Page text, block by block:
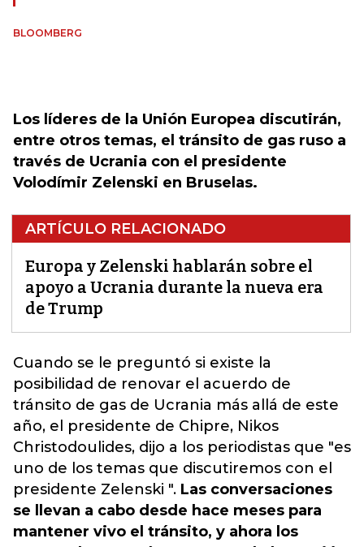
BLOOMBERG
Los líderes de la Unión Europea discutirán,
entre otros temas, el tránsito de gas ruso a
través de Ucrania con el presidente
Volodímir Zelenski en Bruselas.
ARTÍCULO RELACIONADO
Europa y Zelenski hablarán sobre el
apoyo a Ucrania durante la nueva era
de Trump
Cuando se le preguntó si existe la
posibilidad de renovar el acuerdo de
tránsito de gas de Ucrania más allá de este
año, el presidente de Chipre, Nikos
Christodoulides, dijo a los periodistas que "es
uno de los temas que discutiremos con el
presidente Zelenski ". Las conversaciones
se llevan a cabo desde hace meses para
mantener vivo el tránsito, y ahora los